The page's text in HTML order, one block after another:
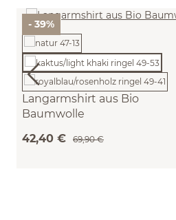
- 39%
Langarmshirt aus Bio
Baumwolle
42,40 € 69,90 €